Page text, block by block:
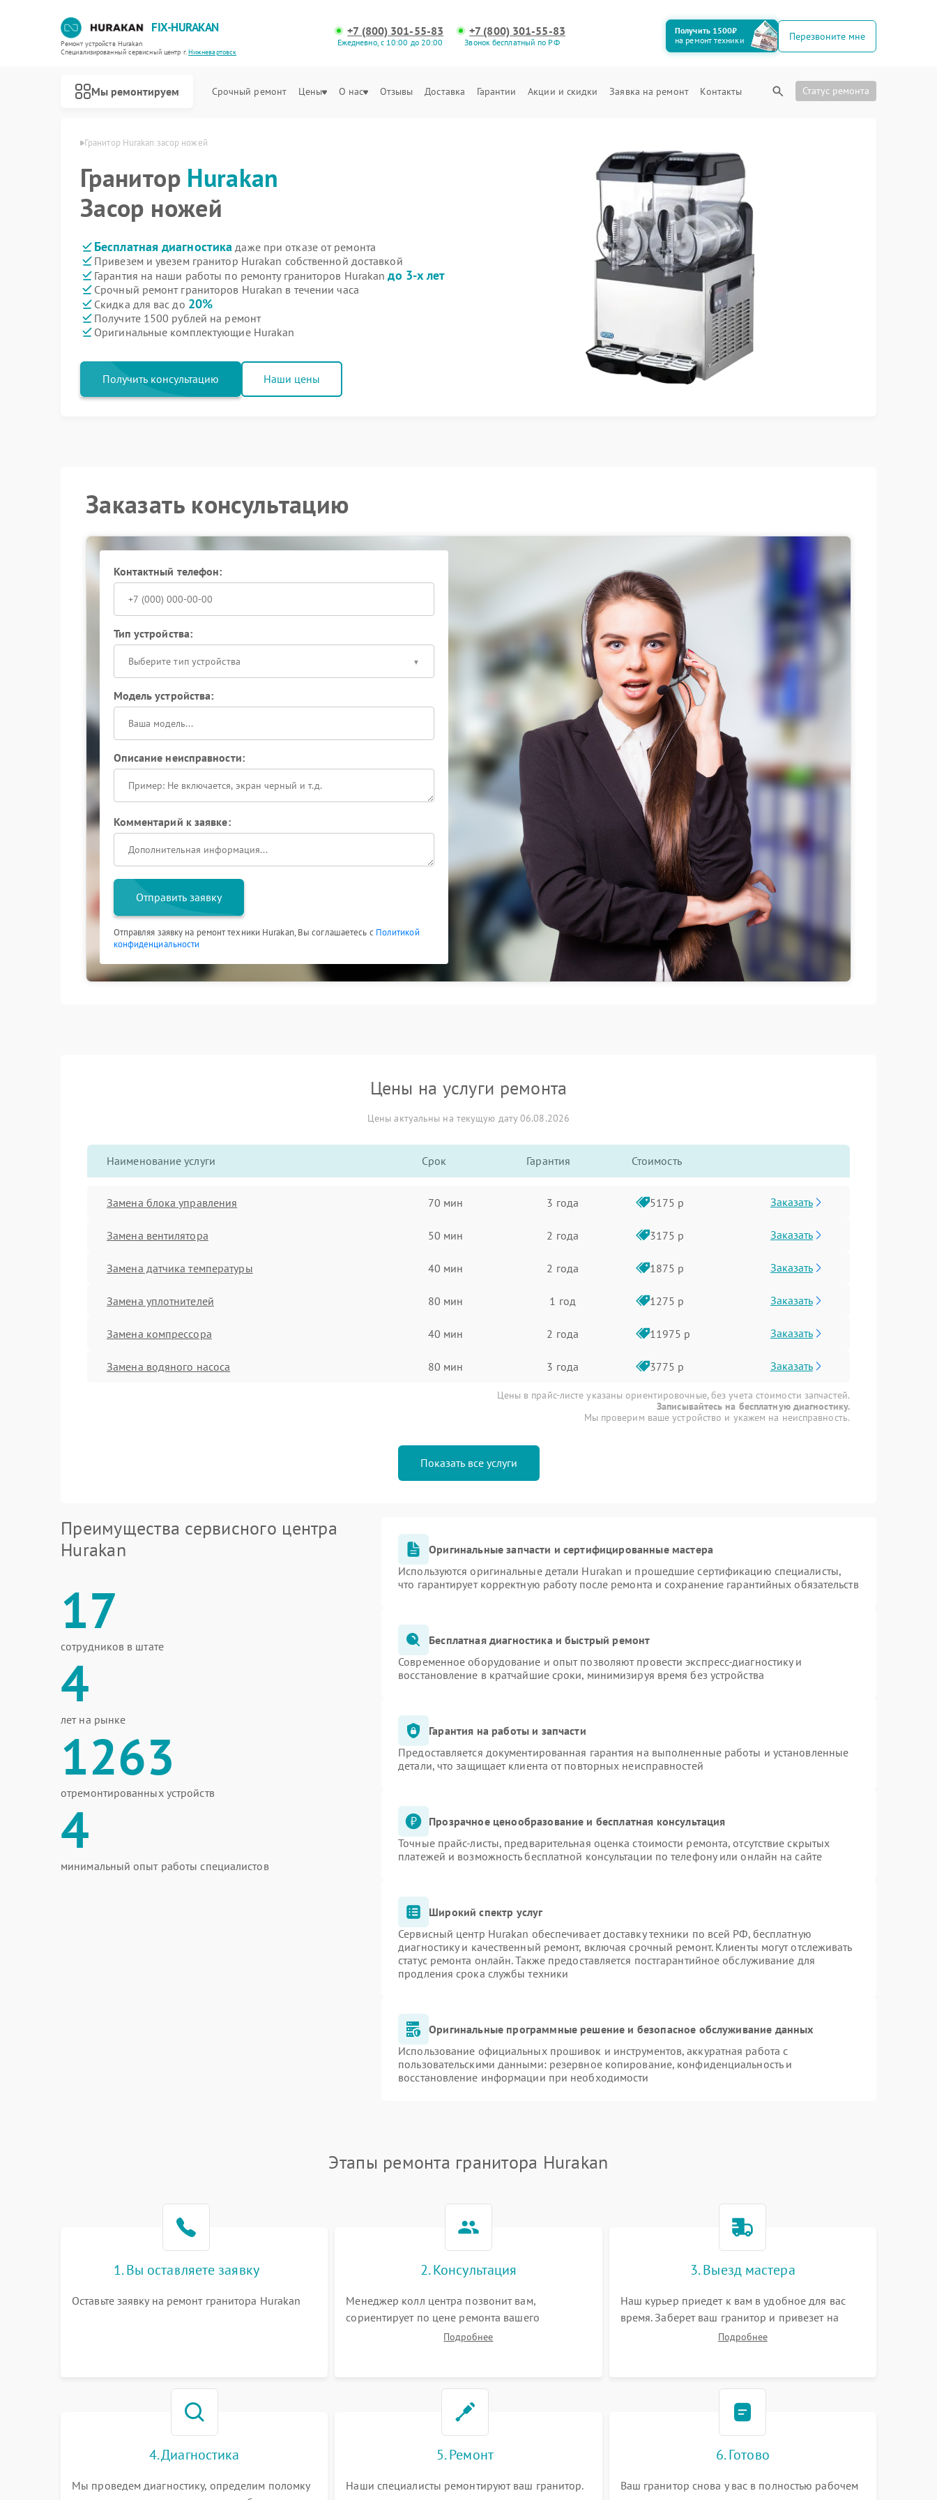
FIX-HURAKAN
Ремонт устройств Hurakan
Специализированный cервисный центр г.Нижневартовск
+7 (800) 301-55-83
Ежедневно, с 10:00 до 20:00
+7 (800) 301-55-83
Звонок бесплатный по РФ
Получить 1500₽
на ремонт техники
Перезвоните мне
Мы ремонтируем Срочный ремонт Цены О нас Отзывы Доставка Гарантии Акции и скидки Заявка на ремонт Контакты Статус ремонта
Гранитор Hurakan засор ножей
Гранитор Hurakan
Засор ножей
Бесплатная диагностика даже при отказе от ремонта
Привезем и увезем гранитор Hurakan собственной доставкой
Гарантия на наши работы по ремонту граниторов Hurakanдо 3-х лет
Срочный ремонт граниторов Hurakan в течении часа
Скидка для вас до 20%
Получите 1500 рублей на ремонт
Оригинальные комплектующие Hurakan
Получить консультацию Наши цены
Заказать консультацию
Контактный телефон:
Тип устройства:
Выберите тип устройства
Модель устройства:
Описание неисправности:
Комментарий к заявке:
Отправить заявку
Отправляя заявку на ремонт техники Hurakan, Вы соглашаетесь с Политикой
конфиденциальности
Цены на услуги ремонта
Цены актуальны на текущую дату 06.08.2026
Наименование услуги Срок Гарантия Стоимость
Замена блока управления 70 мин 3 года 5175 р Заказать
Замена вентилятора 50 мин 2 года 3175 р Заказать
Замена датчика температуры 40 мин 2 года 1875 р Заказать
Замена уплотнителей 80 мин 1 год 1275 р Заказать
Замена компрессора 40 мин 2 года 11975 р Заказать
Замена водяного насоса 80 мин 3 года 3775 р Заказать
Цены в прайс-листе указаны ориентировочные, без учета стоимости запчастей.
Записывайтесь на бесплатную диагностику.
Мы проверим ваше устройство и укажем на неисправность.
Показать все услуги
Преимущества сервисного центра
Hurakan
17
сотрудников в штате
4
лет на рынке
1263
отремонтированных устройств
4
минимальный опыт работы специалистов
Оригинальные запчасти и сертифицированные мастера
Используются оригинальные детали Hurakan и прошедшие сертификацию специалисты,
что гарантирует корректную работу после ремонта и сохранение гарантийных обязательств
Бесплатная диагностика и быстрый ремонт
Современное оборудование и опыт позволяют провести экспресс-диагностику и
восстановление в кратчайшие сроки, минимизируя время без устройства
Гарантия на работы и запчасти
Предоставляется документированная гарантия на выполненные работы и установленные
детали, что защищает клиента от повторных неисправностей
Прозрачное ценообразование и бесплатная консультация
Точные прайс-листы, предварительная оценка стоимости ремонта, отсутствие скрытых
платежей и возможность бесплатной консультации по телефону или онлайн на сайте
Широкий спектр услуг
Сервисный центр Hurakan обеспечивает доставку техники по всей РФ, бесплатную
диагностику и качественный ремонт, включая срочный ремонт. Клиенты могут отслеживать
статус ремонта онлайн. Также предоставляется постгарантийное обслуживание для
продления срока службы техники
Оригинальные программные решение и безопасное обслуживание данных
Использование официальных прошивок и инструментов, аккуратная работа с
пользовательскими данными: резервное копирование, конфиденциальность и
восстановление информации при необходимости
Этапы ремонта гранитора Hurakan
1. Вы оставляете заявку
Оставьте заявку на ремонт гранитора Hurakan
2. Консультация
Менеджер колл центра позвонит вам,
сориентирует по цене ремонта вашего
гранитора а также ответит на все ваши вопросы.
Подробнее
3. Выезд мастера
Наш курьер приедет к вам в удобное для вас
время. Заберет ваш гранитор и привезет на
склад для диагностики.Подробнее
4. Диагностика
Мы проведем диагностику, определим поломку
5. Ремонт
Наши специалисты ремонтируют ваш гранитор.
6. Готово
Ваш гранитор снова у вас в полностью рабочем